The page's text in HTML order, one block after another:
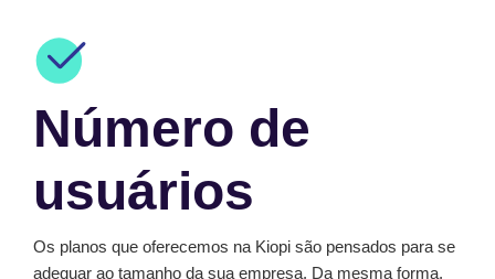
Número de
usuários
Os planos que oferecemos na Kiopi são pensados para se
adequar ao tamanho da sua empresa. Da mesma forma,